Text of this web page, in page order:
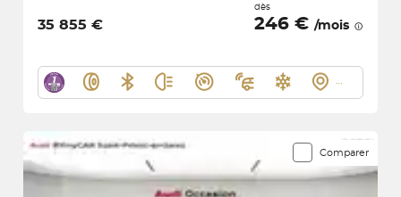
35 855 €
dès
246 € /mois
Comparer